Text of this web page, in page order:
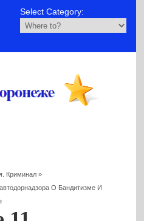
Select Category:
Криминал»
О Бандитизме И